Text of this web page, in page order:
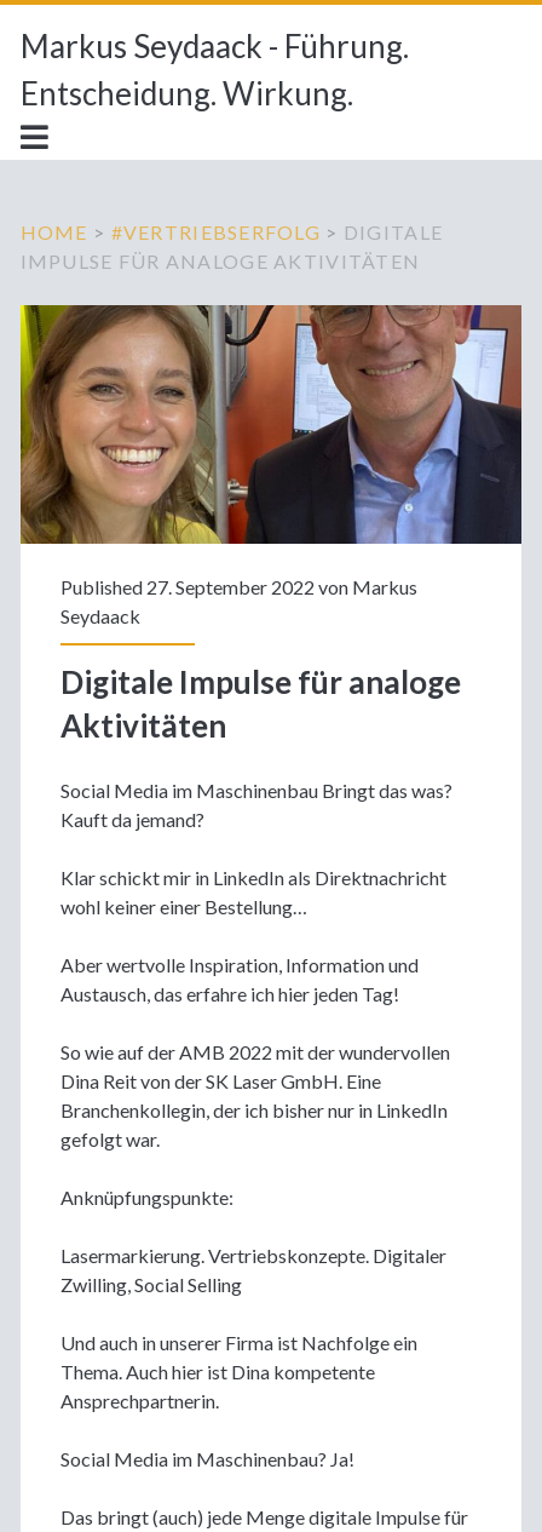
Markus Seydaack - Führung.
Entscheidung. Wirkung.
HOME > #VERTRIEBSERFOLG > DIGITALE
IMPULSE FÜR ANALOGE AKTIVITÄTEN
Published 27. September 2022 von Markus
Seydaack
Digitale Impulse für analoge
Aktivitäten
Social Media im Maschinenbau Bringt das was?
Kauft da jemand?
Klar schickt mir in LinkedIn als Direktnachricht
wohl keiner einer Bestellung…
Aber wertvolle Inspiration, Information und
Austausch, das erfahre ich hier jeden Tag!
So wie auf der AMB 2022 mit der wundervollen
Dina Reit von der SK Laser GmbH. Eine
Branchenkollegin, der ich bisher nur in LinkedIn
gefolgt war.
Anknüpfungspunkte:
Lasermarkierung. Vertriebskonzepte. Digitaler
Zwilling, Social Selling
Und auch in unserer Firma ist Nachfolge ein
Thema. Auch hier ist Dina kompetente
Ansprechpartnerin.
Social Media im Maschinenbau? Ja!
Das bringt (auch) jede Menge digitale Impulse für